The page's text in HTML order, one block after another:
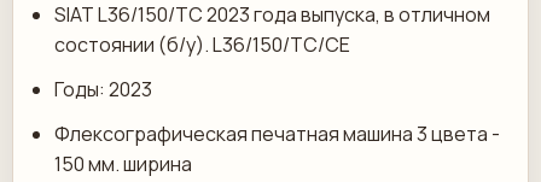
SIAT L36/150/TC 2023 года выпуска, в отличном
состоянии (б/у). L36/150/TC/CE
Годы: 2023
Флексографическая печатная машина 3 цвета -
150 мм. ширина